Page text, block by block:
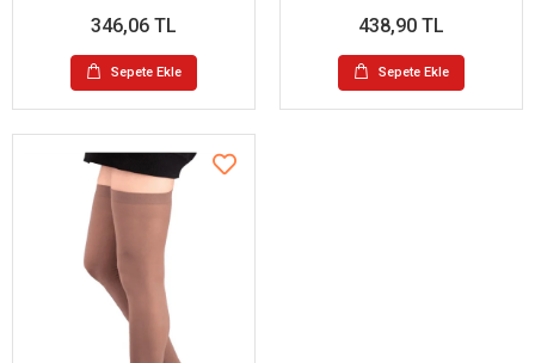
346,06 TL
Sepete Ekle
438,90 TL
Sepete Ekle